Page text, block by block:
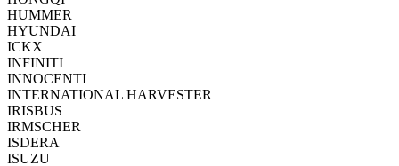
HUMMER
HYUNDAI
ICKX
INFINITI
INNOCENTI
INTERNATIONAL HARVESTER
IRISBUS
IRMSCHER
ISDERA
ISUZU